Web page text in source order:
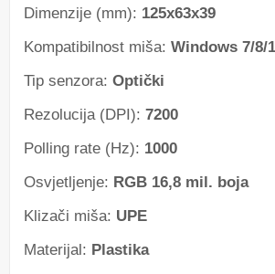
Dimenzije (mm): 125x63x39
Kompatibilnost miša: Windows 7/8/
Tip senzora: Optički
Rezolucija (DPI): 7200
Polling rate (Hz): 1000
Osvjetljenje: RGB 16,8 mil. boja
Klizači miša: UPE
Materijal: Plastika